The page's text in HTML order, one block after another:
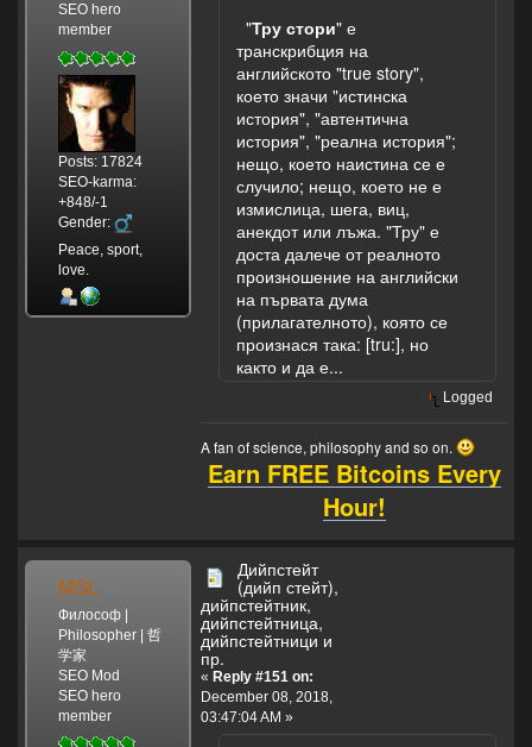
SEO hero
member
Posts: 17824
SEO-karma:
+848/-1
Gender:
Peace, sport,
love.
"Тру стори" е
транскрибция на
английското "true story",
което значи "истинска
история", "автентична
история", "реална история";
нещо, което наистина се е
случило; нещо, което не е
измислица, шега, виц,
анекдот или лъжа. "Тру" е
доста далече от реалното
произношение на английски
на първата дума
(прилагателното), която се
произнася така: [tru:], но
както и да е...
Logged
A fan of science, philosophy and so on.
Earn FREE Bitcoins Every
Hour!
MSL
Философ |
Philosopher | 哲
学家
SEO Mod
SEO hero
member
Дийпстейт
(дийп стейт),
дийпстейтник,
дийпстейтница,
дийпстейтници и
пр.
« Reply #151 on:
December 08, 2018,
03:47:04 AM »